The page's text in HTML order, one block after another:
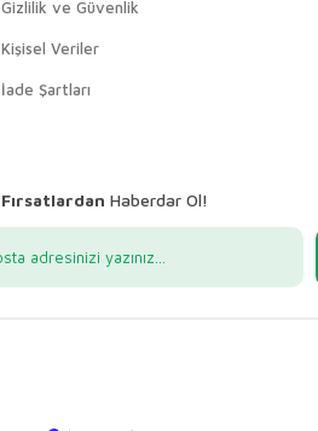
Gizlilik ve Güvenlik
Kişisel Veriler
İade Şartları
Fırsatlardan Haberdar Ol!